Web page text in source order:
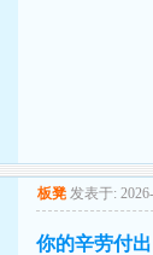
板凳 发表于:
你的辛劳付